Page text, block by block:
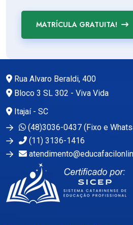
MATRÍCULA GRATUITA!
Rua Alvaro Beraldi, 400
Bloco 3 SL 302 - Viva Vida
Itajaí - SC
(48)3036-0437 (Fixo e
(11) 3136-1416